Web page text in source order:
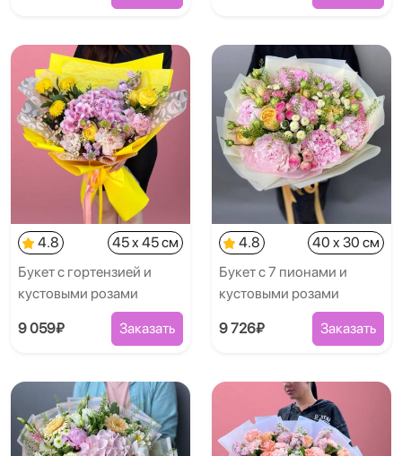
4.8
45 x 45 см
Букет с гортензией и
кустовыми розами
9 059₽ Заказать
4.8
40 x 30 см
Букет с 7 пионами и
кустовыми розами
9 726₽ Заказать